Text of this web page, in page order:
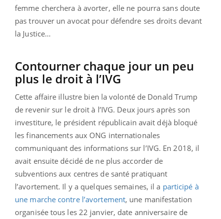
femme cherchera à avorter, elle ne pourra sans doute
pas trouver un avocat pour défendre ses droits devant
la Justice…
Contourner chaque jour un peu
plus le droit à l’IVG
Cette affaire illustre bien la volonté de Donald Trump
de revenir sur le droit à l’IVG. Deux jours après son
investiture, le président républicain avait déjà bloqué
les financements aux ONG internationales
communiquant des informations sur l’IVG. En 2018, il
avait ensuite décidé de ne plus accorder de
subventions aux centres de santé pratiquant
l’avortement. Il y a quelques semaines, il a participé à
une marche contre l’avortement, une manifestation
organisée tous les 22 janvier, date anniversaire de